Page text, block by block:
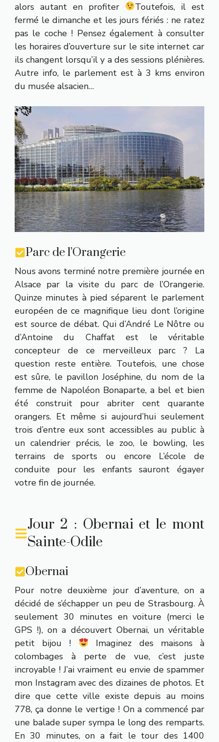
alors autant en profiter
Toutefois, il est
fermé le dimanche et les jours fériés : ne ratez
pas le coche ! Pensez également à consulter
les horaires d’ouverture sur le site internet car
ils changent lorsqu’il y a des sessions plénières.
Autre info, le parlement est à 3 kms environ
du musée alsacien…
Parc de l’Orangerie
Nous avons terminé notre première journée en
Alsace par la visite du parc de l’Orangerie.
Quinze minutes à pied séparent le parlement
européen de ce magnifique lieu dont l’origine
est source de débat. Qui d’André Le Nôtre ou
d’Antoine du Chaffat est le véritable
concepteur de ce merveilleux parc ? La
question reste entière. Toutefois, une chose
est sûre, le pavillon Joséphine, du nom de la
femme de Napoléon Bonaparte, a bel et bien
été construit pour abriter cent quarante
orangers. Et même si aujourd’hui seulement
trois d’entre eux sont accessibles au public à
un calendrier précis, le zoo, le bowling, les
terrains de sports ou encore L’école de
conduite pour les enfants sauront égayer
votre fin de journée.
Jour 2 : Obernai et le mont
Sainte-Odile
Obernai
Pour notre deuxième jour d’aventure, on a
décidé de s’échapper un peu de Strasbourg. À
seulement 30 minutes en voiture (merci le
GPS !), on a découvert Obernai, un véritable
petit bijou !
Imaginez des maisons à
colombages à perte de vue, c’est juste
incroyable ! J’ai vraiment eu envie de spammer
mon Instagram avec des dizaines de photos. Et
dire que cette ville existe depuis au moins
778, ça donne le vertige ! On a commencé par
une balade super sympa le long des remparts.
En 30 minutes, on a fait le tour des 1400